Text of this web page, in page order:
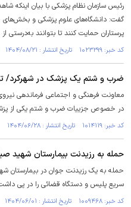
رئیس سازمان نظام پزشکی با بیان اینکه
گفت: دانشگاه‌های علوم پزشکی و بخش‌های
پرستاران حمایت کنند تا بتوانند به‌درستی
کد خبر: ۱۰۲۳۲۹۹ تاریخ انتشار : ۱۴۰۴/۰۸/۲۱
ضرب و شتم یک پزشک در شهرکرد/
معاونت فرهنگی و اجتماعی فرماندهی
در خصوص جزییات ضرب و شتم یکی از
کد خبر: ۱۰۱۴۱۱۹ تاریخ انتشار : ۱۴۰۴/۰۶/۲۸
حمله به رزیدنت بیمارستان شهید
حمله به یک رزیدنت جوان در بیمارستان
سریع پلیس و دستگاه قضائی را در پی
کد خبر: ۱۰۰۹۴۶۸ تاریخ انتشار : ۱۴۰۴/۰۶/۰۱